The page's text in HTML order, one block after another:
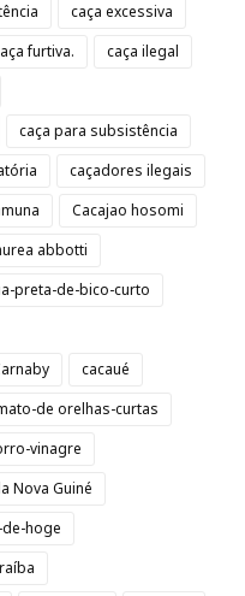
caça excessiva
furtiva.
caça ilegal
caça para subsistência
caçadores ilegais
Cacajao hosomi
abbotti
preta-de-bico-curto
cacaué
de orelhas-curtas
vinagre
Nova Guiné
hoge